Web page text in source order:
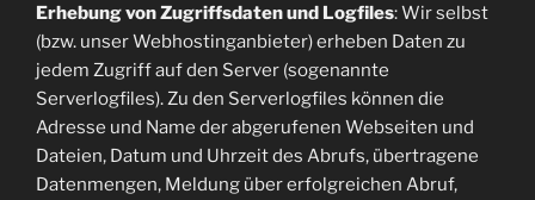
Erhebung von Zugriffsdaten und Logfiles: Wir selbst
(bzw. unser Webhostinganbieter) erheben Daten zu
jedem Zugriff auf den Server (sogenannte
Serverlogfiles). Zu den Serverlogfiles können die
Adresse und Name der abgerufenen Webseiten und
Dateien, Datum und Uhrzeit des Abrufs, übertragene
Datenmengen, Meldung über erfolgreichen Abruf,